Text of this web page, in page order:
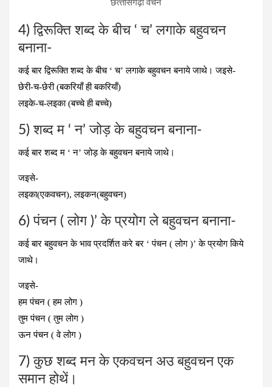
छत्‍तीसगढ़ी वचन
4) द्विरूक्ति शब्द के बीच ‘ च’ लगाके बहुवचन
बनाना-
कई बार द्विरूक्ति शब्द के बीच ‘ च’ लगाके बहुवचन बनाये जाथे। जइसे-
छेरी-च-छेरी (बकरियाँ ही बकरियाँ)
लइके-च-लइका (बच्चे ही बच्चे)
5) शब्द म ‘ न’ जोड़ के बहुवचन बनाना-
कई बार शब्द म ‘ न’ जोड़ के बहुवचन बनाये जाथे।
जइसे-
लइका(एकवचन), लइकन(बहुवचन)
6) पंचन ( लोग )’ के प्रयोग ले बहुवचन बनाना-
कई बार बहुवचन के भाव प्रदर्शित करे बर ‘ पंचन ( लोग )’ के प्रयोग किये
जाथे।
जइसे-
हम पंचन ( हम लोग )
तुम पंचन ( तुम लोग )
ऊन पंचन ( वे लोग )
7) कुछ शब्द मन के एकवचन अउ बहुवचन एक
समान होथें।